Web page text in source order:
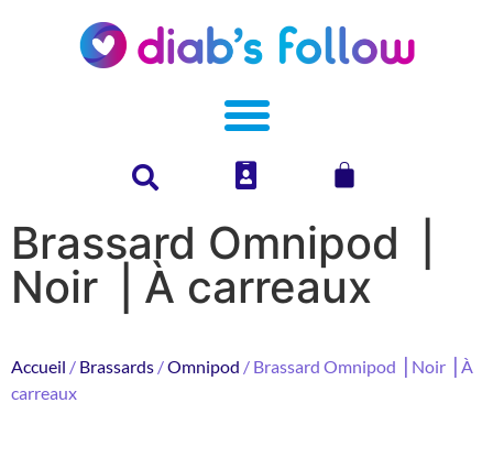
Brassard Omnipod ⎥
Noir ⎥ À carreaux
Accueil / Brassards /Omnipod / Brassard Omnipod ⎥ Noir ⎥ À
carreaux